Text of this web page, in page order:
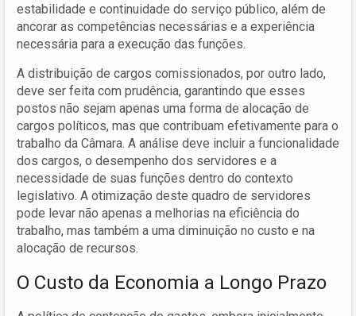
estabilidade e continuidade do serviço público, além de
ancorar as competências necessárias e a experiência
necessária para a execução das funções.
A distribuição de cargos comissionados, por outro lado,
deve ser feita com prudência, garantindo que esses
postos não sejam apenas uma forma de alocação de
cargos políticos, mas que contribuam efetivamente para o
trabalho da Câmara. A análise deve incluir a funcionalidade
dos cargos, o desempenho dos servidores e a
necessidade de suas funções dentro do contexto
legislativo. A otimização deste quadro de servidores
pode levar não apenas a melhorias na eficiência do
trabalho, mas também a uma diminuição no custo e na
alocação de recursos.
O Custo da Economia a Longo Prazo